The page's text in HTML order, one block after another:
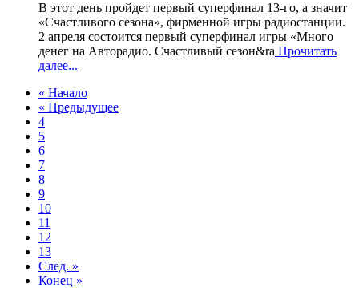
В этот день пройдет первый суперфинал 13-го, а значит
«Счастливого сезона», фирменной игры радиостанции.
2 апреля состоится первый суперфинал игры «Много
денег на Авторадио. Счастливый сезон&ra Прочитать
далее...
« Начало
« Предыдущее
4
5
6
7
8
9
10
11
12
13
След. »
Конец »